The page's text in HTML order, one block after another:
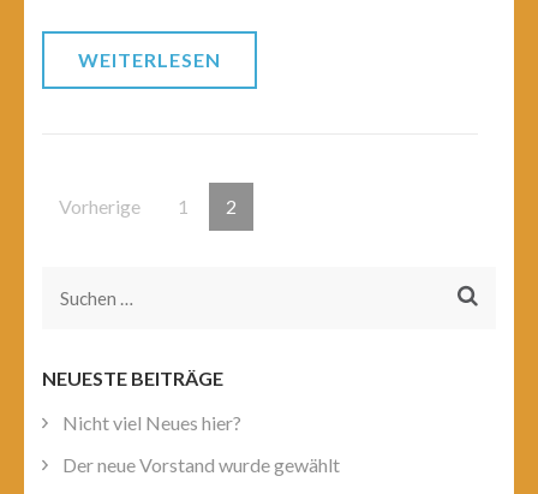
WEITERLESEN
Seitennummerierung
der
Vorherige Seite
1 Seite
2
Suchen
NEUESTE BEITRÄGE
Nicht viel Neues hier?
Der neue Vorstand wurde gewählt